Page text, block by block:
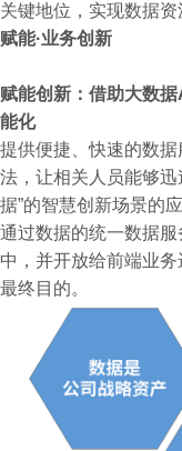
关键地位，实现数据资
赋能·业务创新
赋能创新：借助大数
能化
提供便捷、快速的数
法，让相关人员能够
据”的智慧创新场景的
通过数据的统一数据
中，并开放给前端业
最终目的。